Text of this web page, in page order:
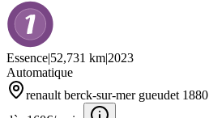
Essence|52,731 km|2023
Automatique
renault berck-sur-mer gueudet 1880